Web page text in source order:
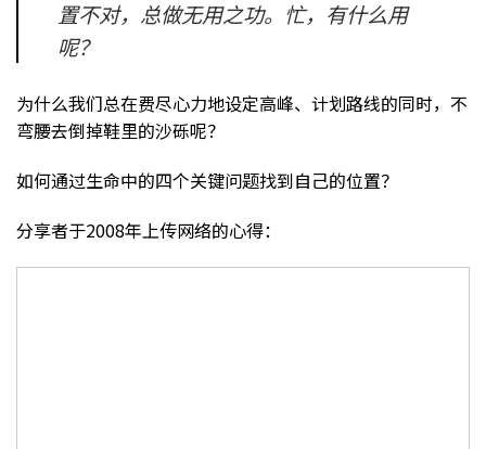
置不对，总做无用之功。忙，有什么用
呢？
为什么我们总在费尽心力地设定高峰、计划路线的同时，不
弯腰去倒掉鞋里的沙砾呢？
如何通过生命中的四个关键问题找到自己的位置？
分享者于2008年上传网络的心得：